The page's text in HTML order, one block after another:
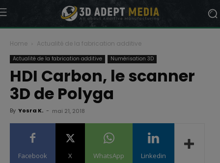
Home Actualité de la fabrication additive
Actualité de la fabrication additive Numérisation 3D
HDI Carbon, le scanner
3D de Polyga
By Yosra K. - mai 21, 2018
Facebook X WhatsApp Linkedin